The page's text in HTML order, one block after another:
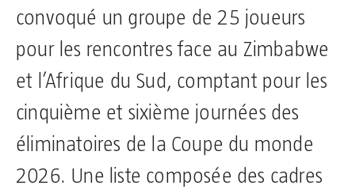
convoqué un groupe de 25 joueurs
pour les rencontres face au Zimbabwe
et l’Afrique du Sud, comptant pour les
cinquième et sixième journées des
éliminatoires de la Coupe du monde
2026. Une liste composée des cadres